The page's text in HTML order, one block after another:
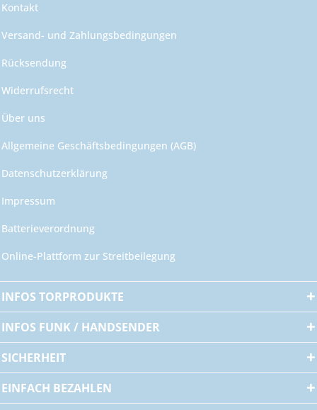
Kontakt
Versand- und Zahlungsbedingungen
Rücksendung
Widerrufsrecht
Über uns
Allgemeine Geschäftsbedingungen (AGB)
Datenschutzerklärung
Impressum
Batterieverordnung
Online-Plattform zur Streitbeilegung
INFOS TORPRODUKTE
INFOS FUNK / HANDSENDER
SICHERHEIT
EINFACH BEZAHLEN